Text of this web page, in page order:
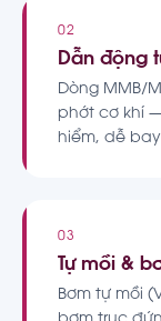
02
Dẫn động
Dòng MMB/
phớt cơ khí
hiểm, dễ
03
Tự mồi &
Bơm tự mồi